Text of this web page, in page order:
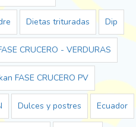
Dietas trituradas Dip
CRUCERO - VERDURAS
FASE CRUCERO PV
Dulces y postres Ecuador